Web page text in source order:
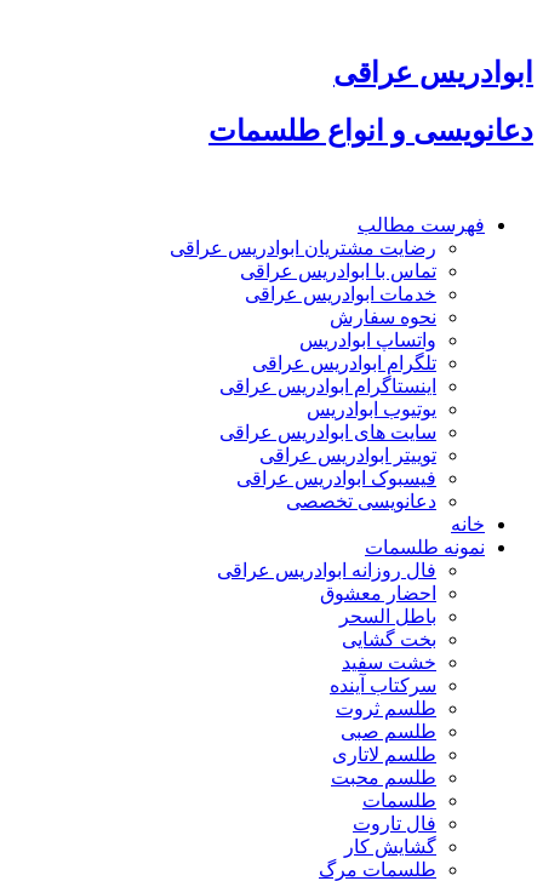
محتوا
ابوادریس عراقی
دعانویسی و انواع طلسمات
فهرست مطالب
رضایت مشتریان ابوادریس عراقی
تماس با ابوادریس عراقی
خدمات ابوادریس عراقی
نحوه سفارش
واتساپ ابوادریس
تلگرام ابوادریس عراقی
اینستاگرام ابوادریس عراقی
یوتیوب ابوادریس
سایت های ابوادریس عراقی
توییتر ابوادریس عراقی
فیسبوک ابوادریس عراقی
دعانویسی تخصصی
خانه
نمونه طلسمات
فال روزانه ابوادریس عراقی
احضار معشوق
باطل السحر
بخت گشایی
خشت سفید
سرکتاب آینده
طلسم ثروت
طلسم صبی
طلسم لاتاری
طلسم محبت
طلسمات
فال تاروت
گشایش کار
طلسمات مرگ